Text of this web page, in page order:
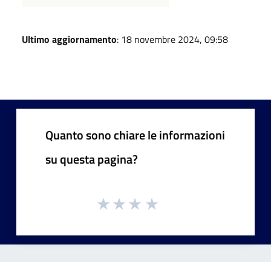
Ultimo aggiornamento: 18 novembre 2024, 09:58
Quanto sono chiare le informazioni
su questa pagina?